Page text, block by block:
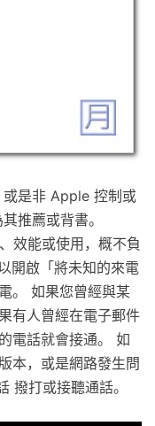
是非 Apple 控制或
推薦或背書。
效能或使用，概不負
開啟「將未知的來電
。 如果您曾經與某
有人曾經在電子郵件
電話就會接通。 如
本，或是網路發生問
撥打或接聽通話。